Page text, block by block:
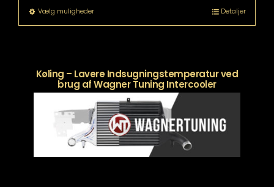
Vælg mulighederDette
vare
Mulighederne
kan
vælges
på
varesiden
Detaljer
Køling – Lavere Indsugningstemperatur ved
brug af Wagner Tuning Intercooler